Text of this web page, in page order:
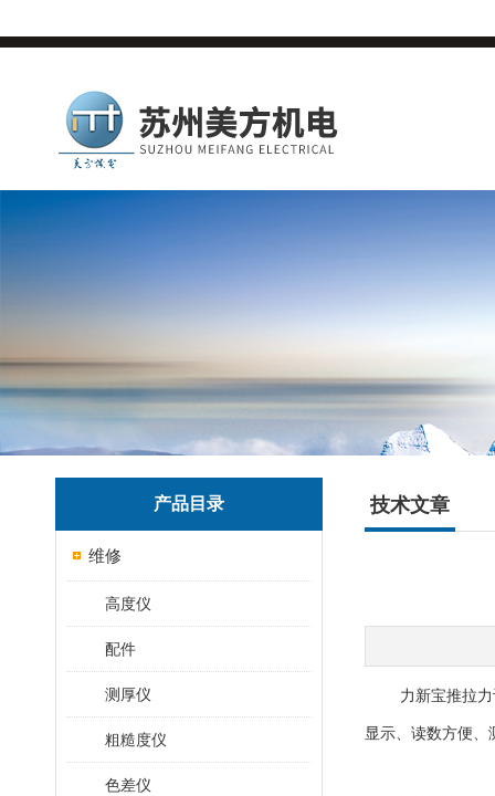
产品目录
维修
高度仪
配件
测厚仪
粗糙度仪
色差仪
技术文章
力新宝推拉力计
显示、读数方便、